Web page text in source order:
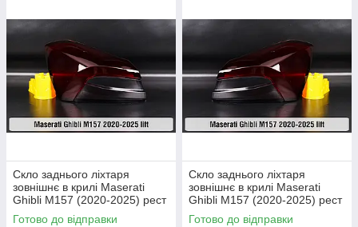
Скло заднього ліхтаря
зовнішнє в крилі Maserati
Ghibli M157 (2020-2025) рест
ліве
Готово до відправки
Скло заднього ліхтаря
зовнішнє в крилі Maserati
Ghibli M157 (2020-2025) рест
праве
Готово до відправки